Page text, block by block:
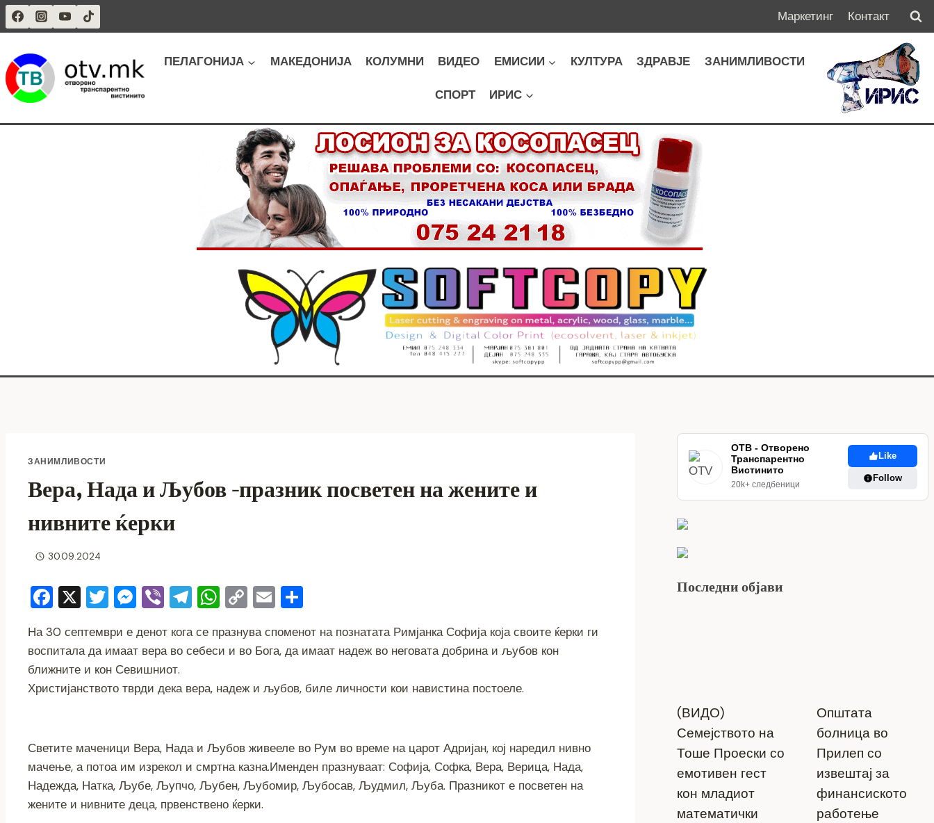
Skip
to
Маркетинг Контакт
ПЕЛАГОНИЈА МАКЕДОНИЈА КОЛУМНИ ВИДЕО ЕМИСИИ КУЛТУРА ЗДРАВЈЕ ЗАНИМЛИВОСТИ
СПОРТ ИРИС
ЗАНИМЛИВОСТИ
Вера, Нада и Љубов -празник посветен на жените и
нивните ќерки
30.09.2024
F
c
e
b
k
X T
tt
er
M
ss
e
n
Vi
er
T
e
gr
a
W
at
s
A
C
p
y
Li
E
ai
l
ar
e
На 30 септември е денот кога се празнува споменот на познатата Римјанка Софија која своите ќерки ги
воспитала да имаат вера во себеси и во Бога, да имаат надеж во неговата добрина и љубов кон
ближните и кон Севишниот.
Христијанството тврди дека вера, надеж и љубов, биле личности кои навистина постоеле.
Светите маченици Вера, Нада и Љубов живееле во Рум во време на царот Адријан, кој наредил нивно
мачење, а потоа им изрекол и смртна казна.Именден празнуваат: Софија, Софка, Вера, Верица, Нада,
Надежда, Натка, Љубе, Љупчо, Љубен, Љубомир, Љубосав, Људмил, Љуба. Празникот е посветен на
жените и нивните деца, првенствено ќерки.
ОТВ - Отворено
Транспарентно
Вистинито
20k+ следбеници
Like
Follow
Последни објави
(ВИДО)
Семејството на
Тоше Проески со
емотивен гест
кон младиот
математички
Општата
болница во
Прилеп со
извештај за
финансиското
работење